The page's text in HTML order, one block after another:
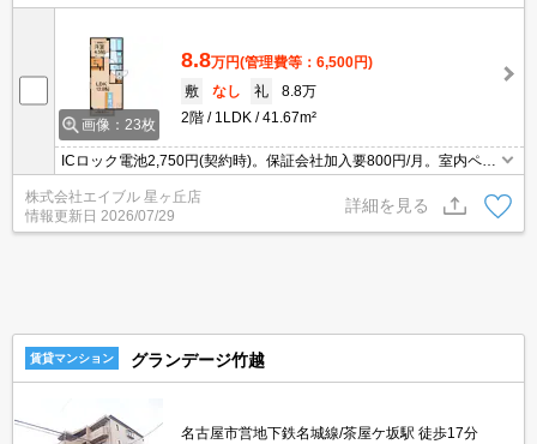
画像：23枚
8.8万円(管理費等：6,500円)
敷
なし 礼
8.8万
2階
1LDK 41.67m²
ICロック電池2,750円(契約時)。保証会社加入要800円/月。室内ペッ
トと一緒に暮らしたいあなたへ。小型犬・猫計2匹まで飼育可。ペ
ット飼育の場合、敷金1ヵ月分増。インターネットWi-Fi接続無料。
株式会社エイブル 星ヶ丘店
情報更新日 2026/07/29
詳細を見る
賃貸マンション グランデージ竹越
名古屋市営地下鉄名城線/茶屋ケ坂駅 徒歩17分